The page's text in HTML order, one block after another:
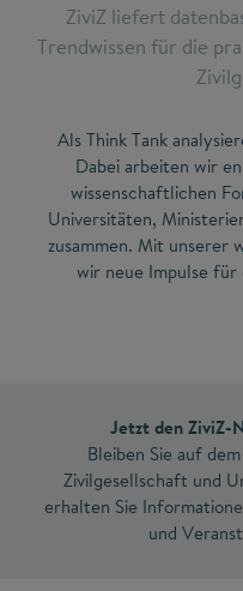
ZiviZ liefert
Trendwissen für die
Als Think Tank
Dabei arbeiten wir
wissenschaftlichen
Universitäten,
zusammen. Mit unserer
wir neue Impulse für
Jetzt den ZiviZ-
Bleiben Sie auf
Zivilgesellschaft und
erhalten Sie
und